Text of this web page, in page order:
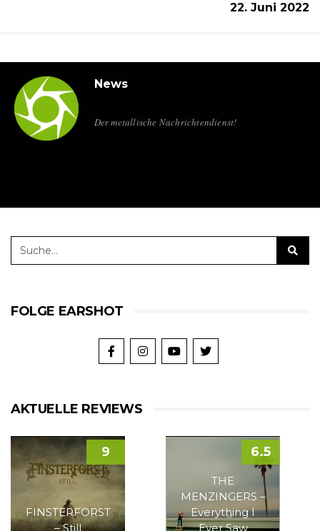
22. Juni 2022
News
Der metallische Nachrichtendienst!
FOLGE EARSHOT
AKTUELLE REVIEWS
FINSTERFORST
– Still
9
THE
MENZINGERS –
Everything I
Ever Saw
6.5